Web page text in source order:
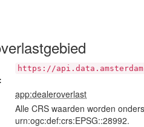
https://
app:dealeroverlast
Alle CRS waarden worden
urn:ogc:def:crs:EPSG::28992.